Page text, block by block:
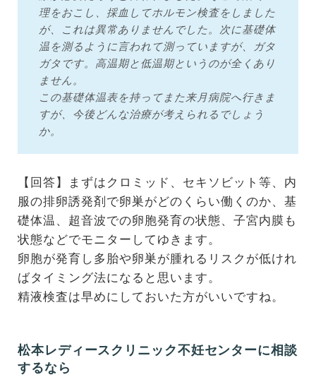
理をおこし、採血してホルモン検査をしました
が、これは異常ありませんでした。次に基礎体
温を測るように言われて測っていますが、ガタ
ガタです。高温期と低温期というのが全くあり
ません。
この基礎体温表を持ってまた来月病院へ行きま
すが、今後どんな治療が考えられるでしょう
か。
【回答】まずはクロミッド、セキソビット等、内
服の排卵誘発剤で卵巣がどのくらい働くのか、基
礎体温、超音波での卵胞発育の状態、子宮内膜も
状態などでモニターしてゆきます。
卵胞が発育し多胎や卵巣が腫れるリスクが低けれ
ばタイミング法になると思います。
精液検査は早めにしておいた方がいいですね。
松本レディースクリニック不妊センターに相談
するなら